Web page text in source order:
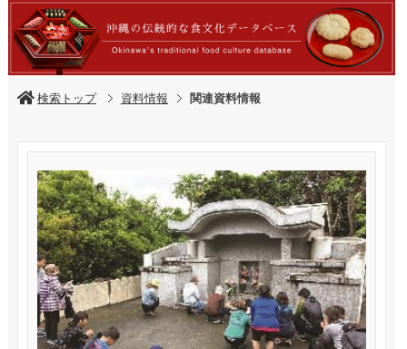
検索トップ 資料情報 関連資料情報